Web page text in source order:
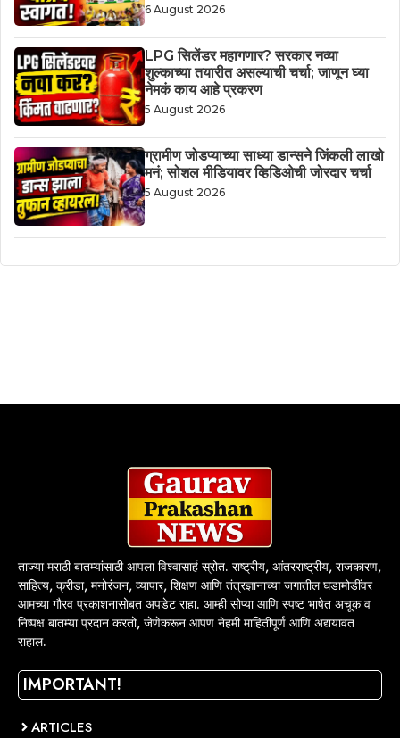
6 August 2026
LPG सिलेंडर महागणार? सरकार नव्या
शुल्काच्या तयारीत असल्याची चर्चा; जाणून घ्या
नेमकं काय आहे प्रकरण
5 August 2026
ग्रामीण जोडप्याच्या साध्या डान्सने जिंकली लाखो
मनं; सोशल मीडियावर व्हिडिओची जोरदार चर्चा
5 August 2026
ताज्या मराठी बातम्यांसाठी आपला विश्वासार्ह स्रोत. राष्ट्रीय, आंतरराष्ट्रीय, राजकारण,
साहित्य, क्रीडा, मनोरंजन, व्यापार, शिक्षण आणि तंत्रज्ञानाच्या जगातील घडामोडींवर
आमच्या गौरव प्रकाशनासोबत अपडेट राहा. आम्ही सोप्या आणि स्पष्ट भाषेत अचूक व
निष्पक्ष बातम्या प्रदान करतो, जेणेकरून आपण नेहमी माहितीपूर्ण आणि अद्ययावत
राहाल.
IMPORTANT!
ARTICLES